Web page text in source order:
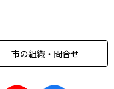
市の組織・問合せ